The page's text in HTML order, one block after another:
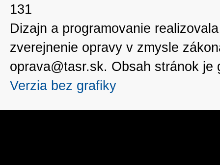
131
Dizajn a programovanie
zverejnenie opravy v zmysle
oprava@tasr.sk. Obsah stránok
Verzia bez grafiky